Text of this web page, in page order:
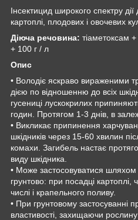
Інсектицид широкого спектру
картоплі, плодових і овочевих
Діюча речовина: тіаметоксам
+ 100 г / л
Опис
• Володіє яскраво вираженими
дією по відношенню до всіх
гусениці лускокрилих
годин. Протягом 1-3 днів, в
• Викликає припинення
шкідників через 15-60 хвилин
комахи. Загибель настає
виду шкідника.
• Може застосовуватися шляхом
грунтово: при посадці
числі і крапельного поливу.
• При грунтовому застосуванні
властивості, захищаючи рослину